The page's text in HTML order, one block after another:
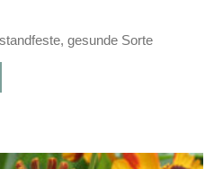
gesunde Sorte